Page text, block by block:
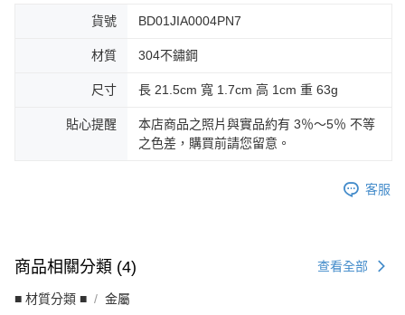
貨號 BD01JIA0004PN7
材質 304不鏽鋼
尺寸 長 21.5cm 寬 1.7cm 高 1cm 重 63g
貼心提醒
本店商品之照片與實品約有 3％～5％ 不等
之色差，購買前請您留意。
客服
商品相關分類 (4) 查看全部
■ 材質分類 ■ 金屬